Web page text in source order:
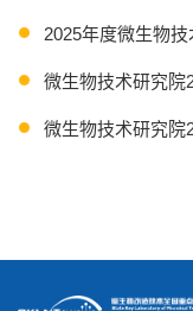
2025年度微生物
微生物技术研究院
微生物技术研究院